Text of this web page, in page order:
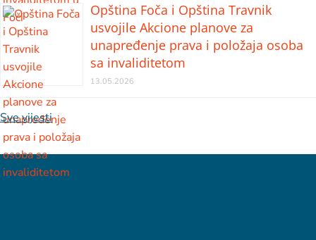
Opština Foča i Opština Travnik
usvojile Akcione planove za
unapređenje prava i položaja osoba
sa invaliditetom
13.05.2026
Sve vijesti